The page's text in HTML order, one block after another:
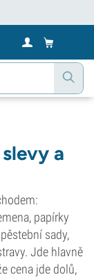
a
papírky
sady,
Jde hlavně
cena jde dolů,